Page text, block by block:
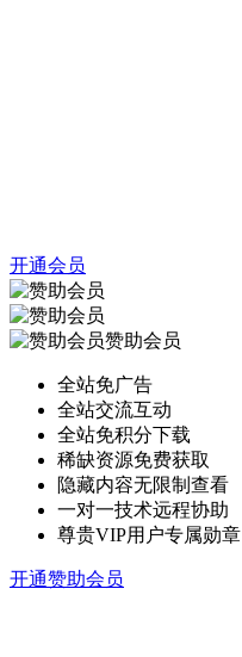
开通会员
赞助会员
全站免广告
全站交流互动
全站免积分下载
稀缺资源免费获取
隐藏内容无限制查看
一对一技术远程协助
尊贵VIP用户专属勋章
开通赞助会员